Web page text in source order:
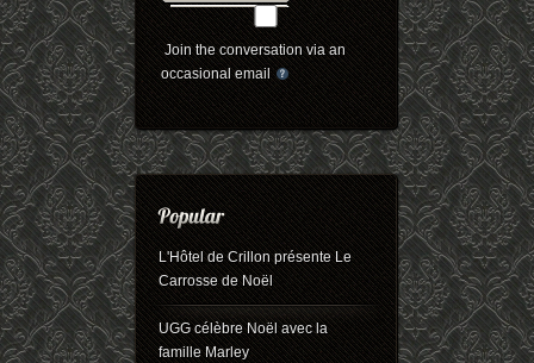
Join the conversation via an
occasional email
L'Hôtel de Crillon présente Le
Carrosse de Noël
UGG célèbre Noël avec la
famille Marley